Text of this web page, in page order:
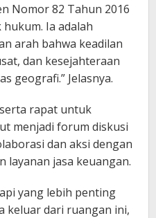
Nomor 82 Tahun 2016
Ia adalah
arah bahwa keadilan
dan kesejahteraan
geografi.” Jelasnya.
rapat untuk
menjadi forum diskusi
dan aksi dengan
layanan jasa keuangan.
yang lebih penting
keluar dari ruangan ini,